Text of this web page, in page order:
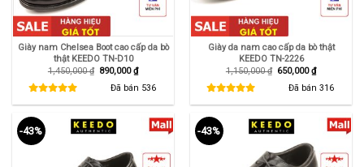
Giày nam Chelsea Boot cao cấp da bò
thật KEEDO TN-D10
1,450,000₫ Giá
1,450,000 ₫.
890,000₫Giá
hiện
tại
là:
Đã bán 536
Giày da nam cao cấp da bò thật
KEEDO TN-2226
1,150,000₫ Giá
1,150,000 ₫.
650,000₫Giá
hiện
tại
là:
Đã bán 316
-43% -43%